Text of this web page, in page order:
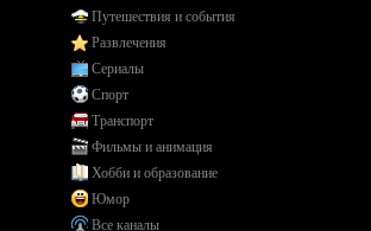
Путешествия и события
Развлечения
Сериалы
Спорт
Транспорт
Фильмы и анимация
Хобби и образование
Юмор
Все каналы